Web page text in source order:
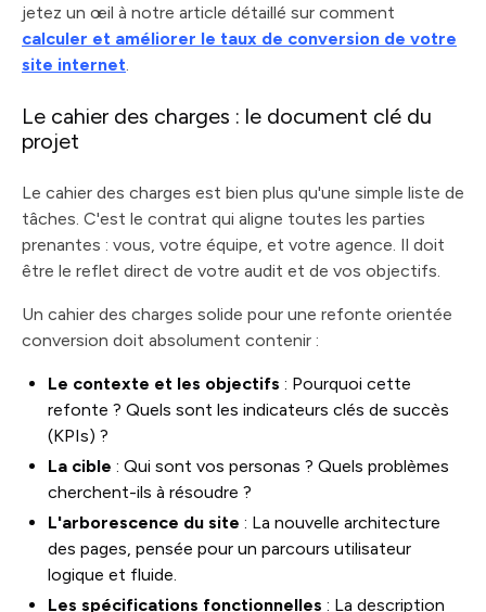
jetez un œil à notre article détaillé sur comment
calculer et améliorer le taux de conversion de votre
site internet.
Le cahier des charges : le document clé du
projet
Le cahier des charges est bien plus qu'une simple liste de
tâches. C'est le contrat qui aligne toutes les parties
prenantes : vous, votre équipe, et votre agence. Il doit
être le reflet direct de votre audit et de vos objectifs.
Un cahier des charges solide pour une refonte orientée
conversion doit absolument contenir :
Le contexte et les objectifs : Pourquoi cette
refonte ? Quels sont les indicateurs clés de succès
(KPIs) ?
La cible : Qui sont vos personas ? Quels problèmes
cherchent-ils à résoudre ?
L'arborescence du site : La nouvelle architecture
des pages, pensée pour un parcours utilisateur
logique et fluide.
Les spécifications fonctionnelles : La description